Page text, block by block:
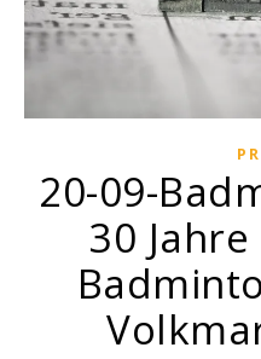
20-09-
30